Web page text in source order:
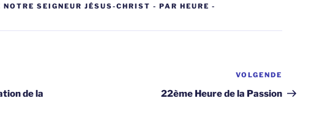
SEIGNEUR JÉSUS-CHRIST - PAR HEURE -
de la
bericht
VOLGENDE
22ème Heure de la Passion